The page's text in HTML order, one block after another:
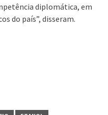
diplomática, em
do país”, disseram.